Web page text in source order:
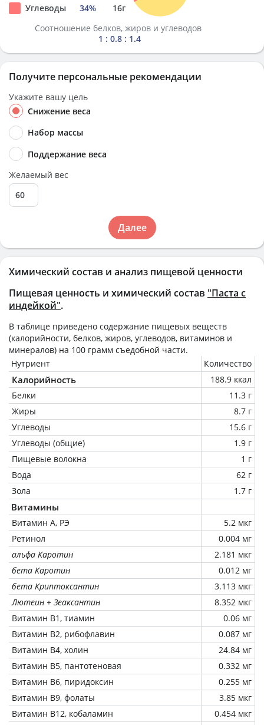
Химический состав и анализ пищевой ценности
Пищевая ценность и химический состав "Паста с
индейкой".
В таблице приведено содержание пищевых веществ
(калорийности, белков, жиров, углеводов, витаминов и
минералов) на 100 грамм съедобной части.
Нутриент
Количество
Калорийность
188.9 ккал
Белки
11.3 г
Жиры
8.7 г
Углеводы
15.6 г
Углеводы (общие)
1.9 г
Пищевые волокна
1 г
Вода
62 г
Зола
1.7 г
Витамины
Витамин А, РЭ
5.2 мкг
Ретинол
0.004 мг
альфа Каротин
2.181 мкг
бета Каротин
0.012 мг
бета Криптоксантин
3.113 мкг
Лютеин + Зеаксантин
8.352 мкг
Витамин В1, тиамин
0.06 мг
Витамин В2, рибофлавин
0.087 мг
Витамин В4, холин
24.84 мг
Витамин В5, пантотеновая
0.332 мг
Витамин В6, пиридоксин
0.255 мг
Витамин В9, фолаты
3.85 мкг
Витамин В12, кобаламин
0.454 мкг
Углеводы
34% 16г
Соотношение белков, жиров и углеводов
1 : 0.8 : 1.4
Получите персональные рекомендации
Укажите вашу цель
Снижение веса
Набор массы
Поддержание веса
Желаемый вес
Далее